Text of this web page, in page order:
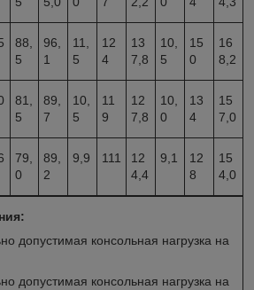
88,
5
96,
1
11,
5
12
4
13
7,8
10,
5
15
0
16
8,2
81,
5
89,
7
10,
5
11
9
12
7,8
10,
0
13
4
15
7,0
79,
0
89,
2
9,9 111
12
4,4
9,1
12
8
15
4,0
допустимая консольная нагрузка на
допустимая консольная нагрузка на